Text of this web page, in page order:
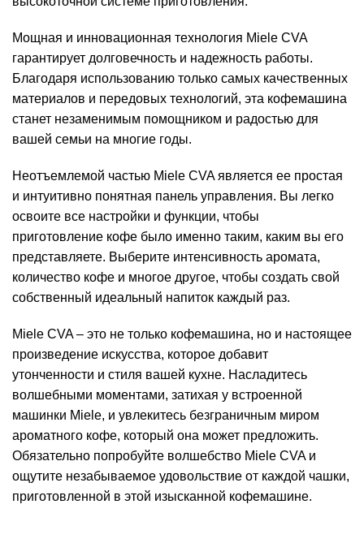
Мощная и инновационная технология Miele CVA
гарантирует долговечность и надежность работы.
Благодаря использованию только самых качественных
материалов и передовых технологий, эта кофемашина
станет незаменимым помощником и радостью для
вашей семьи на многие годы.
Неотъемлемой частью Miele CVA является ее простая
и интуитивно понятная панель управления. Вы легко
освоите все настройки и функции, чтобы
приготовление кофе было именно таким, каким вы его
представляете. Выберите интенсивность аромата,
количество кофе и многое другое, чтобы создать свой
собственный идеальный напиток каждый раз.
Miele CVA – это не только кофемашина, но и настоящее
произведение искусства, которое добавит
утонченности и стиля вашей кухне. Насладитесь
волшебными моментами, затихая у встроенной
машинки Miele, и увлекитесь безграничным миром
ароматного кофе, который она может предложить.
Обязательно попробуйте волшебство Miele CVA и
ощутите незабываемое удовольствие от каждой чашки,
приготовленной в этой изысканной кофемашине.